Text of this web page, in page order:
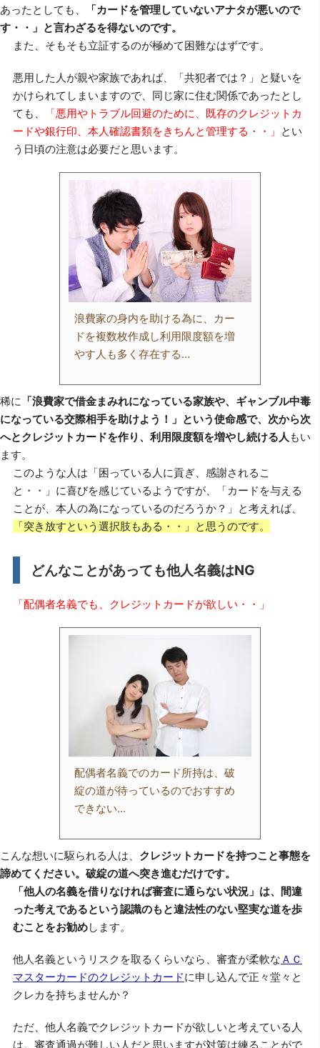
あったとしても、
「カードを管理していないアナタが悪いので
す・・」と言わざるを得ないのです。
また、そもそも立証するのが極めて困難なはずです。
悪用した人が親や家族であれば、「共犯者では？」と疑いを
かけられてしまいますので、同じ家に住む関係であったとし
ても、
「悪用やトラブル回避のために、既存のクレジットカ
ードや銀行印、本人確認書類をきちんと管理する・・」 とい
う日頃の注意は必要だと思います。
浪費家の身内を助ける為に、カー
ドを複数枚作成し利用限度額を増
やす人も多く存在する…
稀に 「浪費家で借金まみれになっている家族や、ギャンブル中毒
になっている交際相手を助けよう！」という使命感で、次から次
へとクレジットカードを作り、利用限度額を増やし続ける人 もい
ます。
このような人は「困っている人に貢ぎ、感謝されるこ
と・・」に喜びを感じているようですが、「カードを与える
ことが、本人の為になっているのだろうか？」と考えれば、
「突き放すという選択肢もある・・」と思うのです。
どんなことがあっても他人名義はNG
「配偶者名義でも、クレジットカードが欲しい・・」
配偶者名義でのカード所持は、破
綻の道が待っているのでおすすめ
できない…
こんな想いに駆られる人は、 クレジットカードを持つこと事態を
諦めてください。破綻の道へ突き進むだけです。
「他人の名義を借りなければ審査に通らない状況」は、間違
った考えであるという認識のもと違法性のない堅実な道を歩
むことをお勧めします。
他人名義というリスクを取るくらいなら、審査が柔軟な ＡＣ
マスターカードのクレジットカードに申し込んで正々堂々と
クレカを持ちませんか？
ただ、他人名義でクレジットカードが欲しいと考えている人
は、審査通過が難しい人だと思いますが対策は練ることがで